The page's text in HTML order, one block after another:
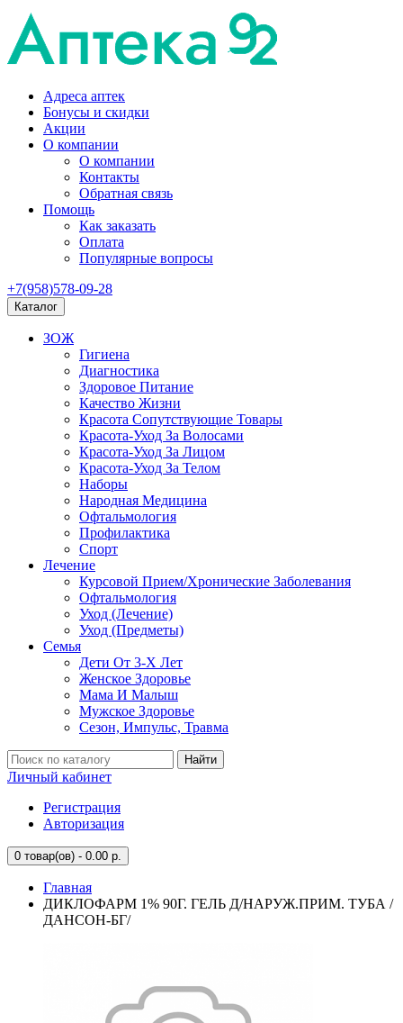
Адреса аптек
Бонусы и скидки
Акции
О компании
О компании
Контакты
Обратная связь
Помощь
Как заказать
Оплата
Популярные вопросы
+7(958)578-09-28
Каталог
ЗОЖ
Гигиена
Диагностика
Здоровое Питание
Качество Жизни
Красота Сопутствующие Товары
Красота-Уход За Волосами
Красота-Уход За Лицом
Красота-Уход За Телом
Наборы
Народная Медицина
Офтальмология
Профилактика
Спорт
Лечение
Курсовой Прием/Хронические Заболевания
Офтальмология
Уход (Лечение)
Уход (Предметы)
Семья
Дети От 3-Х Лет
Женское Здоровье
Мама И Малыш
Мужское Здоровье
Сезон, Импульс, Травма
Найти
Личный кабинет
Регистрация
Авторизация
0 товар(ов) - 0.00 р.
Главная
ДИКЛОФАРМ 1% 90Г. ГЕЛЬ Д/НАРУЖ.ПРИМ. ТУБА /
ДАНСОН-БГ/